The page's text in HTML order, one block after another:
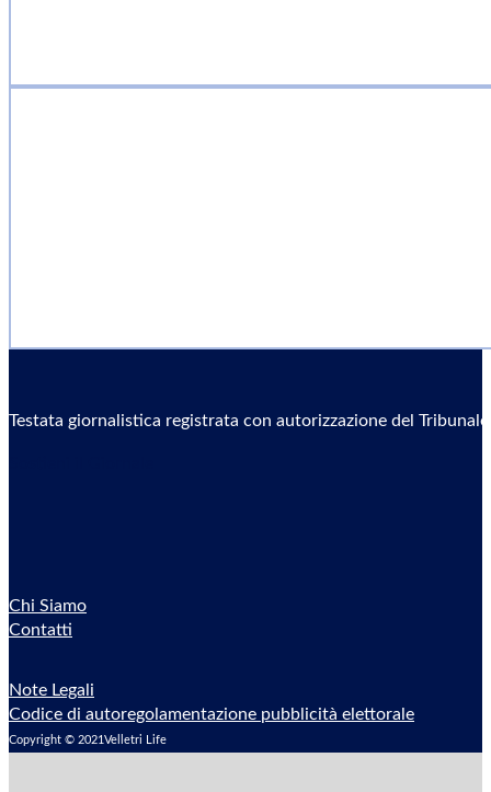
Testata giornalistica registrata con autorizzazione del
Chi Siamo
Contatti
Note Legali
Codice di autoregolamentazione pubblicità elettorale
Copyright © 2021Velletri Life